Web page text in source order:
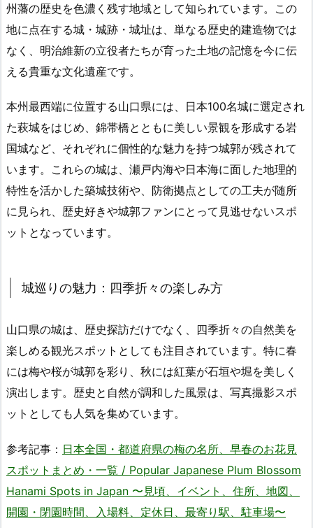
州藩の歴史を色濃く残す地域として知られています。この
地に点在する城・城跡・城址は、単なる歴史的建造物では
なく、明治維新の立役者たちが育った土地の記憶を今に伝
える貴重な文化遺産です。
本州最西端に位置する山口県には、日本100名城に選定され
た萩城をはじめ、錦帯橋とともに美しい景観を形成する岩
国城など、それぞれに個性的な魅力を持つ城郭が残されて
います。これらの城は、瀬戸内海や日本海に面した地理的
特性を活かした築城技術や、防衛拠点としての工夫が随所
に見られ、歴史好きや城郭ファンにとって見逃せないスポ
ットとなっています。
城巡りの魅力：四季折々の楽しみ方
山口県の城は、歴史探訪だけでなく、四季折々の自然美を
楽しめる観光スポットとしても注目されています。特に春
には梅や桜が城郭を彩り、秋には紅葉が石垣や堀を美しく
演出します。歴史と自然が調和した風景は、写真撮影スポ
ットとしても人気を集めています。
参考記事： 日本全国・都道府県の梅の名所、早春のお花見
スポットまとめ・一覧 / Popular Japanese Plum Blossom
Hanami Spots in Japan 〜見頃、イベント、住所、地図、
開園・閉園時間、入場料、定休日、最寄り駅、駐車場〜